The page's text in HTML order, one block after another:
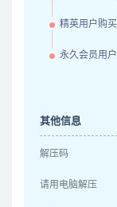
精英用户购买
永久会员用户
其他信息
解压码
请用电脑解压